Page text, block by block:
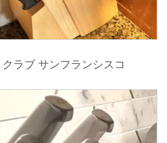
ラブ サンフランシスコ